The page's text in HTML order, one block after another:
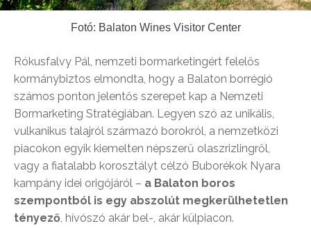
Fotó: Balaton Wines Visitor Center
Rókusfalvy Pál, nemzeti bormarketingért felelős
kormánybiztos elmondta, hogy a Balaton borrégió
számos ponton jelentős szerepet kap a Nemzeti
Bormarketing Stratégiában. Legyen szó az unikális,
vulkanikus talajról származó borokról, a nemzetközi
piacokon egyik kiemelten népszerű olaszrizlingről,
vagy a fiatalabb korosztályt célzó Buborékok Nyara
kampány idei origójáról – a Balaton boros
szempontból is egy abszolút megkerülhetetlen
tényező, hívószó akár bel-, akár külpiacon.